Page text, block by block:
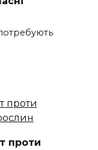
потребують
проти